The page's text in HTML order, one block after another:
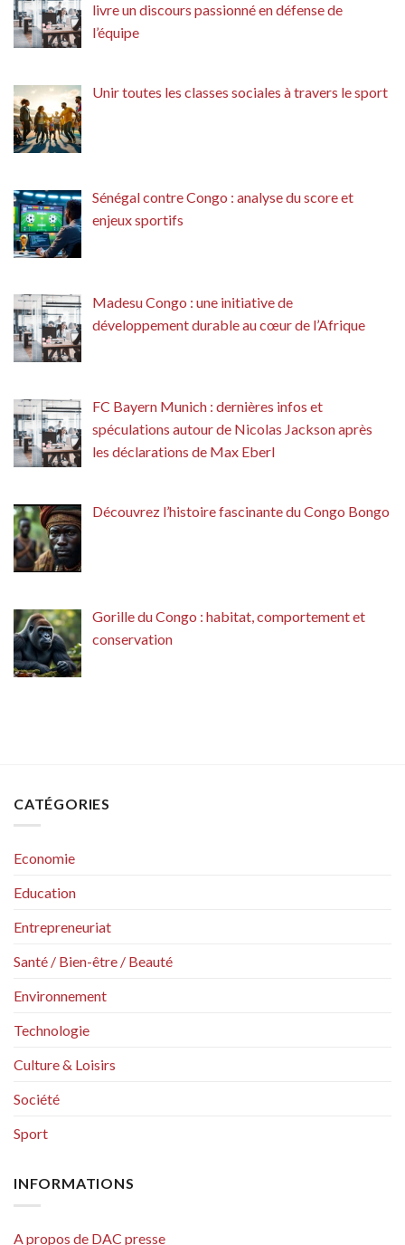
livre un discours passionné en défense de
l’équipe
Unir toutes les classes sociales à travers le sport
Sénégal contre Congo : analyse du score et
enjeux sportifs
Madesu Congo : une initiative de
développement durable au cœur de l’Afrique
FC Bayern Munich : dernières infos et
spéculations autour de Nicolas Jackson après
les déclarations de Max Eberl
Découvrez l’histoire fascinante du Congo Bongo
Gorille du Congo : habitat, comportement et
conservation
CATÉGORIES
Economie
Education
Entrepreneuriat
Santé / Bien-être / Beauté
Environnement
Technologie
Culture & Loisirs
Société
Sport
INFORMATIONS
A propos de DAC presse